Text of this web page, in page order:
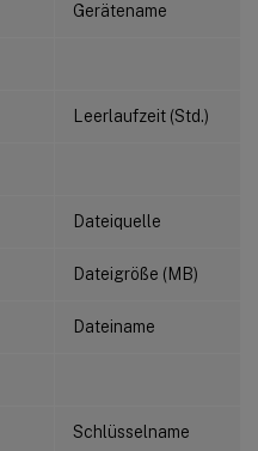
Gerätename
Leerlaufzeit (Std.)
Dateiquelle
Dateigröße (MB)
Dateiname
Schlüsselname